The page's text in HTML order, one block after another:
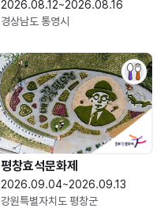
2026.08.12~2026.08.16
경상남도 통영시
평창효석문화제
2026.09.04~2026.09.13
강원특별자치도 평창군